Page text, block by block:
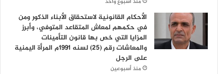
الأحكام القانونية لاستحقاق الأبناء الذكور ومن
في حكمهم لمعاش المتقاعد المتوفي، وأبرز
المزايا التي خص بها قانون التأمينات
والمعاشات رقم (25) لسنه 1991م المرأة اليمنية
على الرجل
منذ أسبوعين